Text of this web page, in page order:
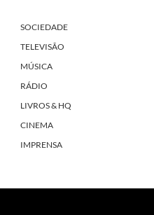
SOCIEDADE
TELEVISÃO
MÚSICA
RÁDIO
LIVROS & HQ
CINEMA
IMPRENSA